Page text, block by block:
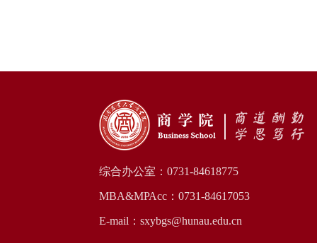
综合办公室：0731-84618775
MBA&MPAcc：0731-84617053
E-mail：sxybgs@hunau.edu.cn